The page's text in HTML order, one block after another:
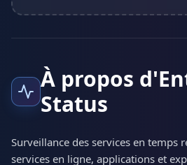
À propos
Status
Surveillance des services en temps
services en ligne, applications et